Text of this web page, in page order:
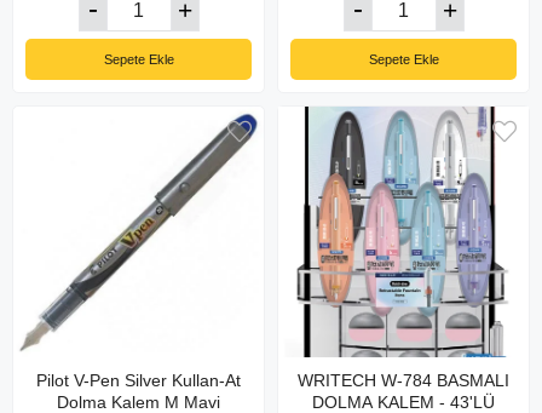
Sepete Ekle Sepete Ekle
Pilot V-Pen Silver Kullan-At
Dolma Kalem M Mavi
WRITECH W-784 BASMALI
DOLMA KALEM - 43'LÜ